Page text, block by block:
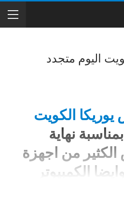
اليوم متجدد
الكويت
نهاية
من اجهزة
الكمبيوتر